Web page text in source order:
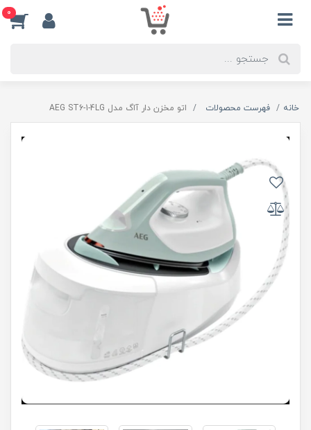
0
خانه فهرست محصولات اتو مخزن دار آاگ مدل AEG ST6-1-4LG